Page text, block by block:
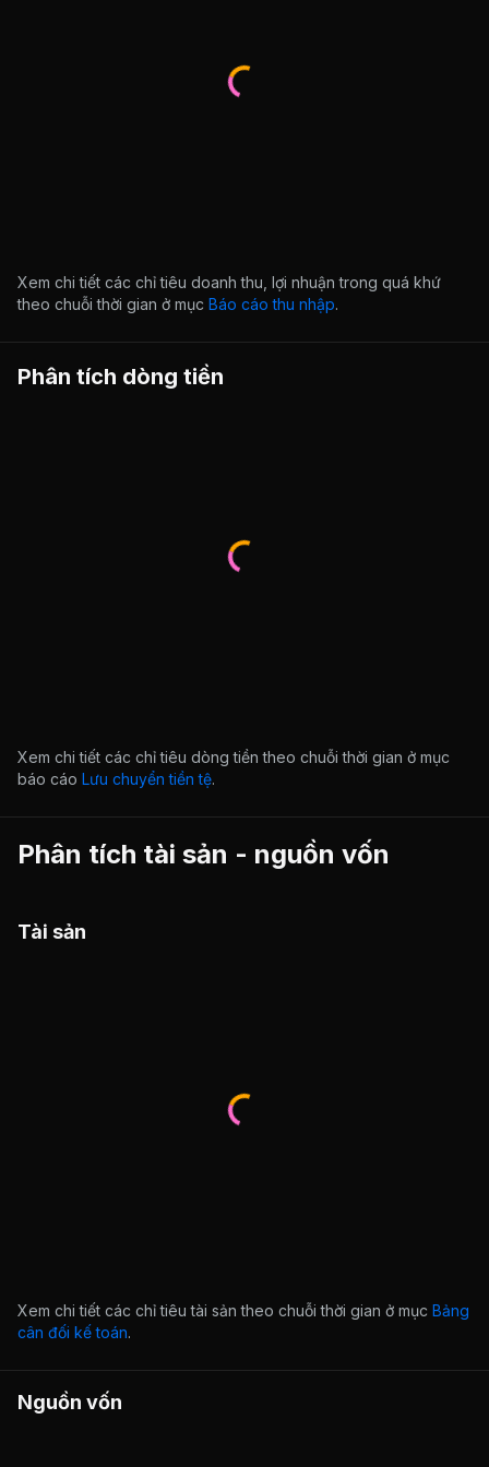
Xem chi tiết các chỉ tiêu doanh thu, lợi nhuận trong quá khứ
theo chuỗi thời gian ở mục Báo cáo thu nhập.
Phân tích dòng tiền
Xem chi tiết các chỉ tiêu dòng tiền theo chuỗi thời gian ở mục
báo cáo Lưu chuyển tiền tệ.
Phân tích tài sản - nguồn vốn
Tài sản
Xem chi tiết các chỉ tiêu tài sản theo chuỗi thời gian ở mục Bảng
cân đối kế toán.
Nguồn vốn